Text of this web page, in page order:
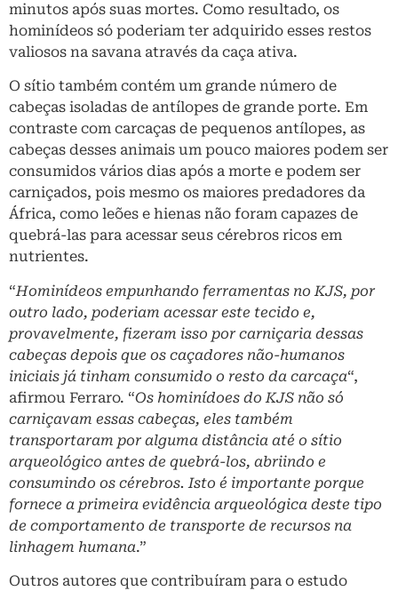
minutos após suas mortes. Como resultado, os
hominídeos só poderiam ter adquirido esses restos
valiosos na savana através da caça ativa.
O sítio também contém um grande número de
cabeças isoladas de antílopes de grande porte. Em
contraste com carcaças de pequenos antílopes, as
cabeças desses animais um pouco maiores podem ser
consumidos vários dias após a morte e podem ser
carniçados, pois mesmo os maiores predadores da
África, como leões e hienas não foram capazes de
quebrá-las para acessar seus cérebros ricos em
nutrientes.
“Hominídeos empunhando ferramentas no KJS, por
outro lado, poderiam acessar este tecido e,
provavelmente, fizeram isso por carniçaria dessas
cabeças depois que os caçadores não-humanos
iniciais já tinham consumido o resto da carcaça“,
afirmou Ferraro. “Os hominídoes do KJS não só
carniçavam essas cabeças, eles também
transportaram por alguma distância até o sítio
arqueológico antes de quebrá-los, abriindo e
consumindo os cérebros. Isto é importante porque
fornece a primeira evidência arqueológica deste tipo
de comportamento de transporte de recursos na
linhagem humana.”
Outros autores que contribuíram para o estudo